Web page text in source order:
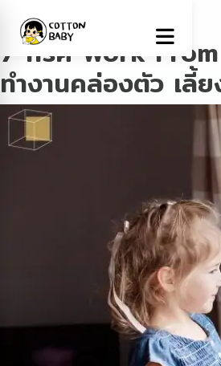
Tag:เลี้ยงลูก
7 ทริค Work
ทำงานคล่องตัว เลี้